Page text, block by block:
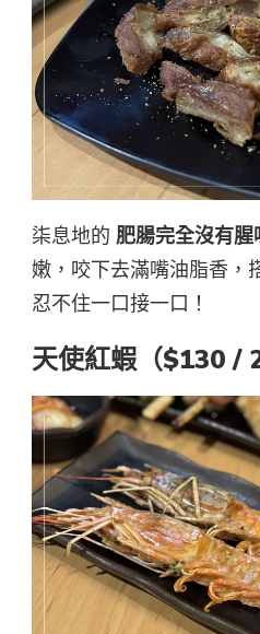
柒息地的 肥腸完全沒有腥
嫩，咬下去滿嘴油脂香，
忍不住一口接一口！
天使紅蝦（$130 / 2